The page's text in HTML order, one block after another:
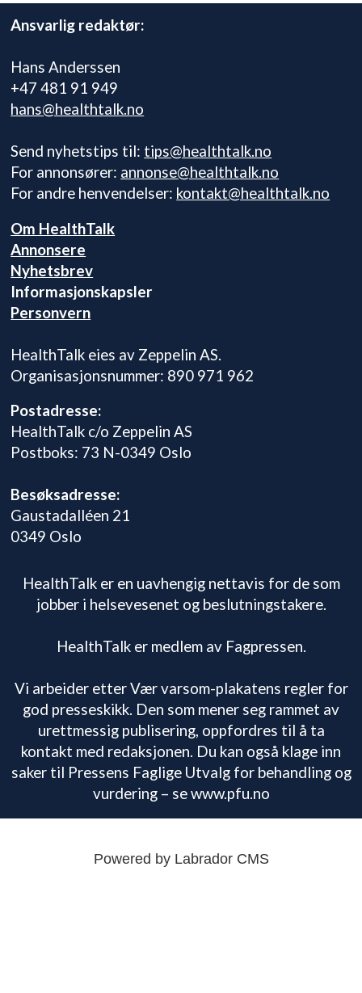
Ansvarlig redaktør:
Hans Anderssen
+47 481 91 949
hans@healthtalk.no
Send nyhetstips til: tips@healthtalk.no
For annonsører: annonse@healthtalk.no
For andre henvendelser: kontakt@healthtalk.no
Om HealthTalk
Annonsere
Nyhetsbrev
Informasjonskapsler
Personvern
HealthTalk eies av Zeppelin AS.
Organisasjonsnummer: 890 971 962
Postadresse:
HealthTalk c/o Zeppelin AS
Postboks: 73 N-0349 Oslo
Besøksadresse:
Gaustadalléen 21
0349 Oslo
HealthTalk er en uavhengig nettavis for de som
jobber i helsevesenet og beslutningstakere.
HealthTalk er medlem av Fagpressen.
Vi arbeider etter Vær varsom-plakatens regler for
god presseskikk. Den som mener seg rammet av
urettmessig publisering, oppfordres til å ta
kontakt med redaksjonen. Du kan også klage inn
saker til Pressens Faglige Utvalg for behandling og
vurdering – se www.pfu.no
Powered by Labrador CMS